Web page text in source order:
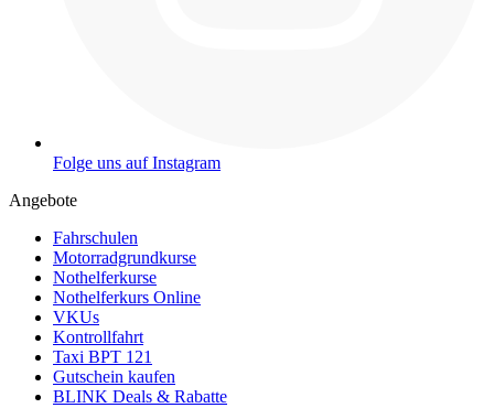
Folge uns auf Instagram
Angebote
Fahrschulen
Motorradgrundkurse
Nothelferkurse
Nothelferkurs Online
VKUs
Kontrollfahrt
Taxi BPT 121
Gutschein kaufen
BLINK Deals & Rabatte